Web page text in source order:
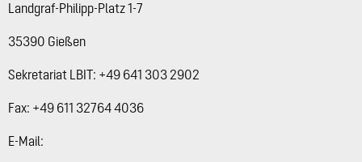
Landgraf-Philipp-Platz 1-7
35390 Gießen
Sekretariat LBIT: +49 641 303 2902
Fax: +49 611 32764 4036
E-Mail: